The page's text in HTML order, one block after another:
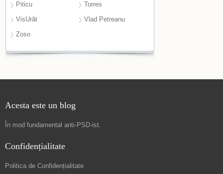
Piticu
Torres
VisUrât
Vlad Petreanu
Zoso
Acesta este un blog
În mod fundamental anti-PSD-ist.
Confidențialitate
Politica de Confidențialitate